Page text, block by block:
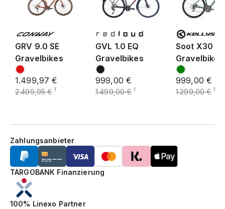
GRV 9.0 SE
Gravelbikes
1.499,97 €
2.499,95 € 1
GVL 1.0 EQ
Gravelbikes
999,00 €
1.499,00 € 1
Soot X30
Gravelbike
999,00 €
1.299,00 € 1
100% Linexo Partner
TARGOBANK Finanzierung
Zahlungsanbieter